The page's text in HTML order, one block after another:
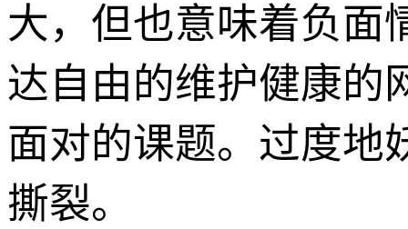
大，但也意味着负面
达自由的维护健康的
面对的课题。过度地
撕裂。